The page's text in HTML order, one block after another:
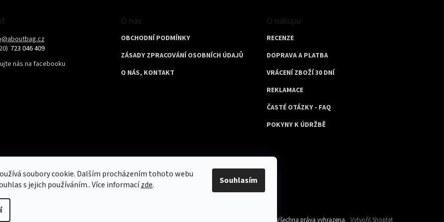
soubory cookie. Dalším procházením tohoto webu
s jejich používáním.. Více informacízde. Souhlasím
@aboutbag.cz
723 046 409
nás na facebooku
O nás
OBCHODNÍ PODMÍNKY
ZÁSADY ZPRACOVÁNÍ OSOBNÍCH ÚDAJŮ
O NÁS, KONTAKT
O nákupu
RECENZE
DOPRAVA A PLATBA
VRÁCENÍ ZBOŽÍ 30 DNÍ
REKLAMACE
ČASTÉ OTÁZKY - FAQ
POKYNY K ÚDRŽBĚ
. Všechna práva vyhrazena. Vytvořil Shoptet